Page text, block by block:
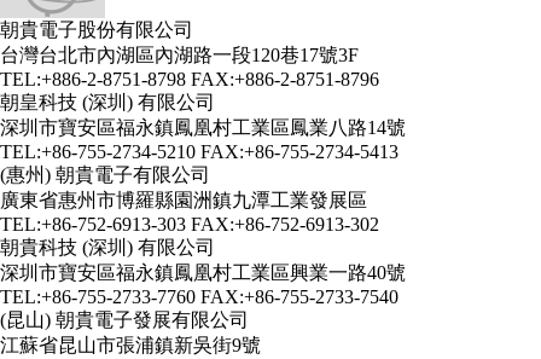
朝貴電子股份有限公司
台灣台北市內湖區內湖路一段120巷17號3F
TEL:+886-2-8751-8798 FAX:+886-2-8751-8796
朝皇科技 (深圳) 有限公司
深圳市寶安區福永鎮鳳凰村工業區鳳業八路14號
TEL:+86-755-2734-5210 FAX:+86-755-2734-5413
(惠州) 朝貴電子有限公司
廣東省惠州市博羅縣園洲鎮九潭工業發展區
TEL:+86-752-6913-303 FAX:+86-752-6913-302
朝貴科技 (深圳) 有限公司
深圳市寶安區福永鎮鳳凰村工業區興業一路40號
TEL:+86-755-2733-7760 FAX:+86-755-2733-7540
(昆山) 朝貴電子發展有限公司
江蘇省昆山市張浦鎮新吳街9號